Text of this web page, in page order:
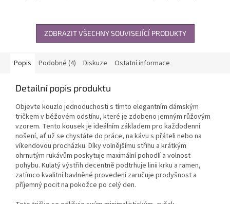
kousek vhodný...
formálnější...
ZOBRAZIT VŠECHNY SOUVISEJÍCÍ PRODUKTY
Popis Podobné (4) Diskuze Ostatní informace
Detailní popis produktu
Objevte kouzlo jednoduchosti s tímto elegantním dámským
tričkem v béžovém odstínu, které je zdobeno jemným růžovým
vzorem. Tento kousek je ideálním základem pro každodenní
nošení, ať už se chystáte do práce, na kávu s přáteli nebo na
víkendovou procházku. Díky volnějšímu střihu a krátkým
ohrnutým rukávům poskytuje maximální pohodlí a volnost
pohybu. Kulatý výstřih decentně podtrhuje linii krku a ramen,
zatímco kvalitní bavlněné provedení zaručuje prodyšnost a
příjemný pocit na pokožce po celý den.